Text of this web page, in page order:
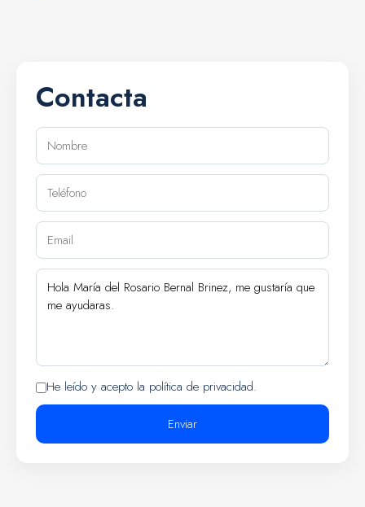
Contacta
He leído y acepto la política de privacidad.
Enviar